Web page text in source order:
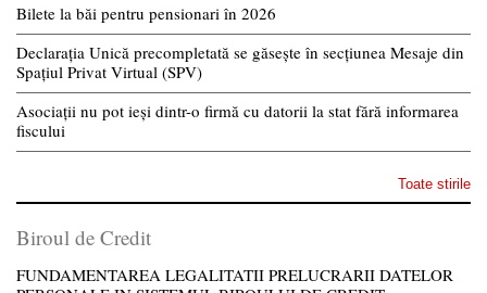
Bilete la băi pentru pensionari în 2026
Declarația Unică precompletată se găsește în secțiunea Mesaje din
Spațiul Privat Virtual (SPV)
Asociații nu pot ieși dintr-o firmă cu datorii la stat fără informarea
fiscului
Toate stirile
Biroul de Credit
FUNDAMENTAREA LEGALITATII PRELUCRARII DATELOR